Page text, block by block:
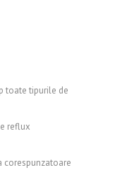
toate tipurile de
reflux
corespunzatoare